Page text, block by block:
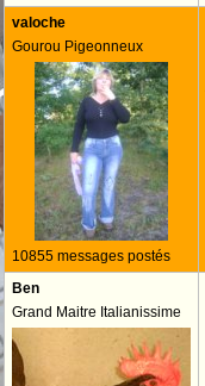
valoche
Gourou Pigeonneux
10855 messages postés
Ben
Grand Maitre Italianissime